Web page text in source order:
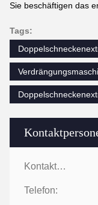
Kontaktpersonen:
Telefon:
Sie beschäftigen das
Tags: